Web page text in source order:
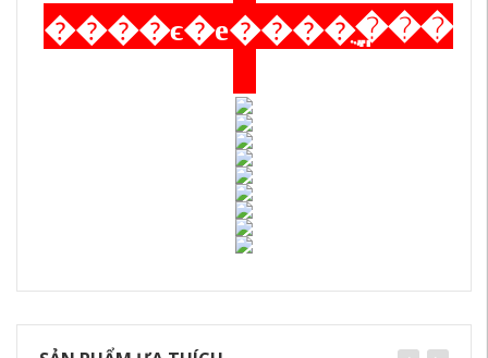
����ϵ�е����ֻ�ֱ��